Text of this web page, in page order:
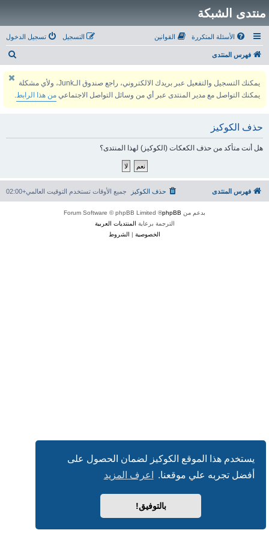
يستخدم هذا الموقع الكوكيز لضمان الحصول على
أفضل تجربه علي موقعنا.
اعرف المزيد
بالتوفيق!
منتدى الشبكة
الأسئلة المتكررة القوانين تسجيل الدخول التسجيل
فهرس المنتدى
يمكنك التسجيل والتفعيل عبر بريدك الالكتروني، راجع صندوق الـJunk، ولأي مشكلة
يمكنك التواصل مع مدير المنتدى عبر أي من وسائل التواصل الاجتماعي من هذا الرابط.
حذف الكوكيز
هل أنت متأكد من حذف الكعكات (الكوكيز) لهذا المنتدى؟
فهرس المنتدى جميع الأوقات تستخدم التوقيت العالمي+02:00 حذف الكوكيز
بدعم من phpBB
® Forum Software © phpBB Limited
الترجمة برعاية المنتديات العربية
الخصوصية | الشروط